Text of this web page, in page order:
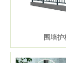
围墙护